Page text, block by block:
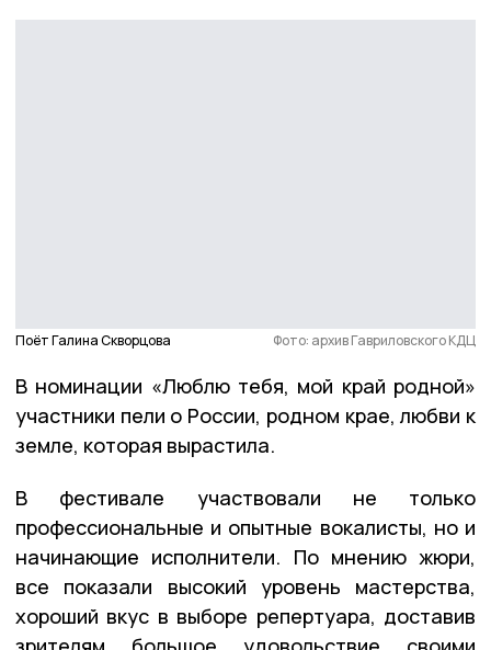
Поёт Галина Скворцова Фото: архив Гавриловского КДЦ
В номинации «Люблю тебя, мой край родной»
участники пели о России, родном крае, любви к
земле, которая вырастила.
В фестивале участвовали не только
профессиональные и опытные вокалисты, но и
начинающие исполнители. По мнению жюри,
все показали высокий уровень мастерства,
хороший вкус в выборе репертуара, доставив